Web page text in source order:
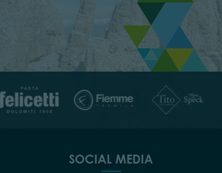
SOCIAL MEDIA